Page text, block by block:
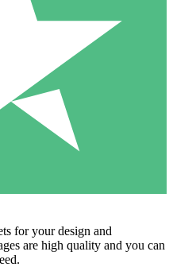
for your design and
are high quality and you can